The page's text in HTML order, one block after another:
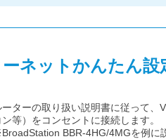
ネットかんたん
ーターの取り扱い説明書に従って
ン等）をコンセントに接続します。
BBR-4HG/4MGを例に